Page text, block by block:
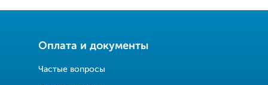
Оплата и документы
Частые вопросы